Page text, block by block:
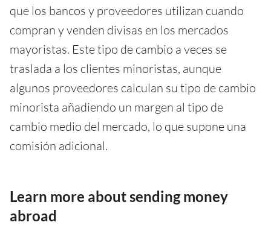
que los bancos y proveedores utilizan cuando
compran y venden divisas en los mercados
mayoristas. Este tipo de cambio a veces se
traslada a los clientes minoristas, aunque
algunos proveedores calculan su tipo de cambio
minorista añadiendo un margen al tipo de
cambio medio del mercado, lo que supone una
comisión adicional.
Learn more about sending money
abroad